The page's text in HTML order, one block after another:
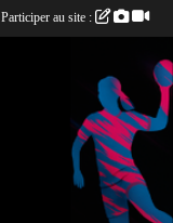
Participer au site :